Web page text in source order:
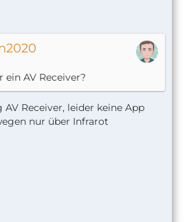
ein AV Receiver?
Receiver, leider keine App
nur über Infrarot